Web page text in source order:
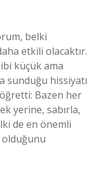
belki
etkili olacaktır.
küçük ama
sunduğu hissiyatı
Bazen her
yerine, sabırla,
de en önemli
olduğunu